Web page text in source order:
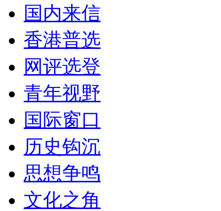
国内来信
香港普选
网评选登
青年视野
国际窗口
历史钩沉
思想争鸣
文化之角